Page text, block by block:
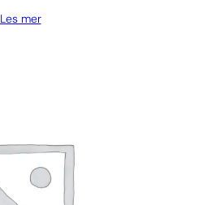
Les mer